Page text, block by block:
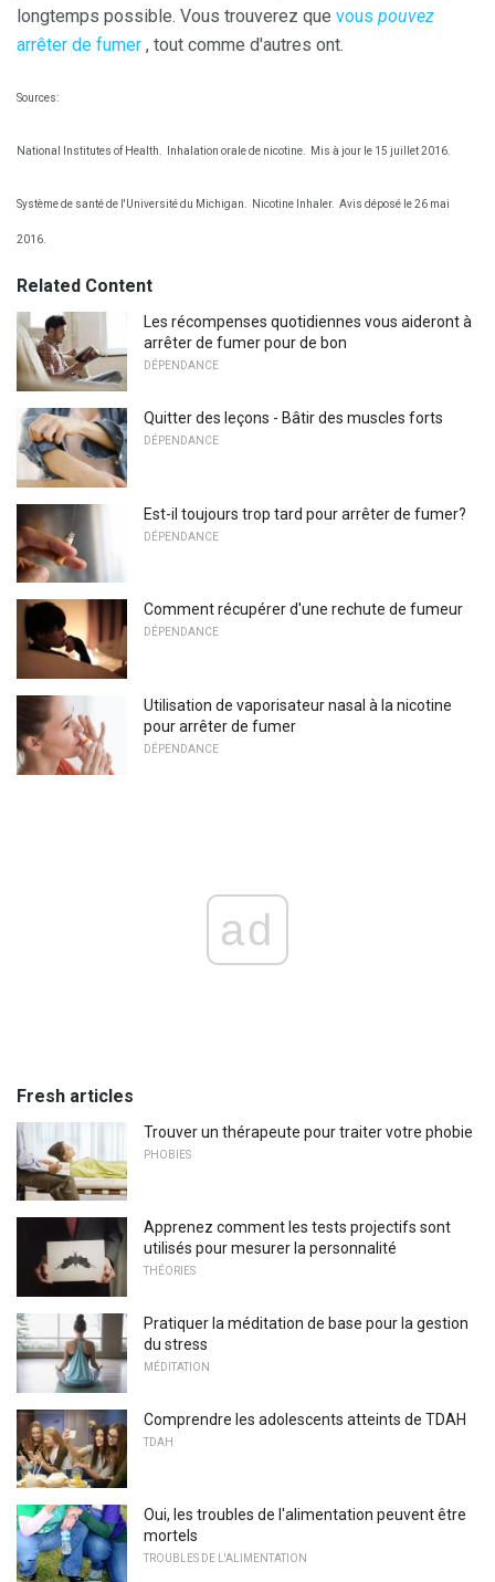
longtemps possible. Vous trouverez que vous pouvez
arrêter de fumer , tout comme d'autres ont.
Sources:
National Institutes of Health. Inhalation orale de nicotine. Mis à jour le 15 juillet 2016.
Système de santé de l'Université du Michigan. Nicotine Inhaler. Avis déposé le 26 mai
2016.
Related Content
Les récompenses quotidiennes vous aideront à
arrêter de fumer pour de bon
DÉPENDANCE
Quitter des leçons - Bâtir des muscles forts
DÉPENDANCE
Est-il toujours trop tard pour arrêter de fumer?
DÉPENDANCE
Comment récupérer d'une rechute de fumeur
DÉPENDANCE
Utilisation de vaporisateur nasal à la nicotine
pour arrêter de fumer
DÉPENDANCE
ad
Fresh articles
Trouver un thérapeute pour traiter votre phobie
PHOBIES
Apprenez comment les tests projectifs sont
utilisés pour mesurer la personnalité
THÉORIES
Pratiquer la méditation de base pour la gestion
du stress
MÉDITATION
Comprendre les adolescents atteints de TDAH
TDAH
Oui, les troubles de l'alimentation peuvent être
mortels
TROUBLES DE L'ALIMENTATION